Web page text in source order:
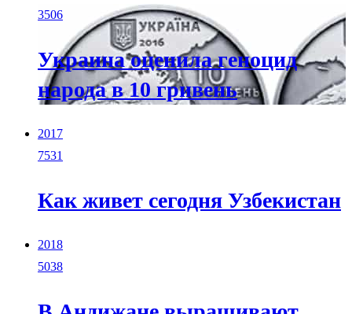
3506
Украина оценила геноцид
народа в 10 гривень
2017
7531
Как живет сегодня Узбекистан
2018
5038